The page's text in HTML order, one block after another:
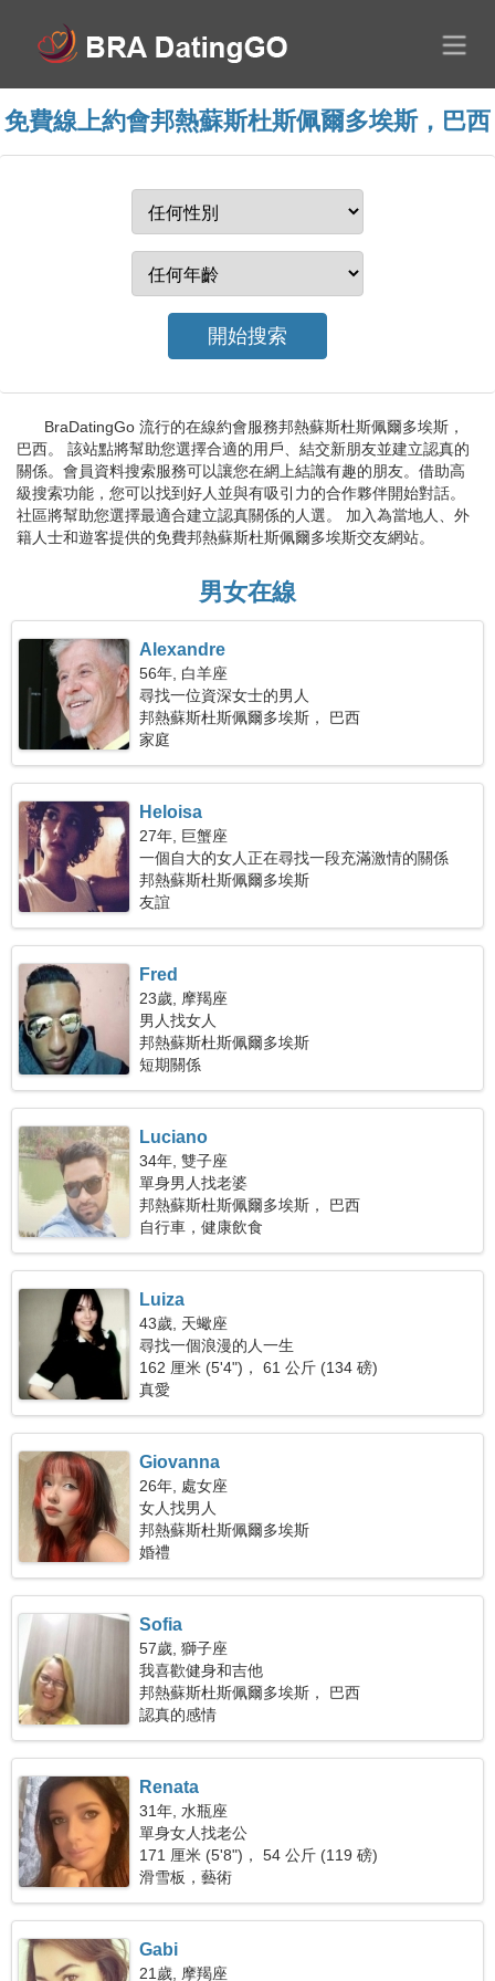
免費線上約會邦熱蘇斯杜斯佩爾多埃斯，巴西
BraDatingGo 流行的在線約會服務邦熱蘇斯杜斯佩爾多埃斯，
巴西。 該站點將幫助您選擇合適的用戶、結交新朋友並建立認真的
關係。會員資料搜索服務可以讓您在網上結識有趣的朋友。借助高
級搜索功能，您可以找到好人並與有吸引力的合作夥伴開始對話。
社區將幫助您選擇最適合建立認真關係的人選。 加入為當地人、外
籍人士和遊客提供的免費邦熱蘇斯杜斯佩爾多埃斯交友網站。
男女在線
Alexandre
56年, 白羊座
尋找一位資深女士的男人
邦熱蘇斯杜斯佩爾多埃斯， 巴西
家庭
Heloisa
27年, 巨蟹座
一個自大的女人正在尋找一段充滿激情的關係
邦熱蘇斯杜斯佩爾多埃斯
友誼
Fred
23歲, 摩羯座
男人找女人
邦熱蘇斯杜斯佩爾多埃斯
短期關係
Luciano
34年, 雙子座
單身男人找老婆
邦熱蘇斯杜斯佩爾多埃斯， 巴西
自行車，健康飲食
Luiza
43歲, 天蠍座
尋找一個浪漫的人一生
162 厘米 (5'4")， 61 公斤 (134 磅)
真愛
Giovanna
26年, 處女座
女人找男人
邦熱蘇斯杜斯佩爾多埃斯
婚禮
Sofia
57歲, 獅子座
我喜歡健身和吉他
邦熱蘇斯杜斯佩爾多埃斯， 巴西
認真的感情
Renata
31年, 水瓶座
單身女人找老公
171 厘米 (5'8")， 54 公斤 (119 磅)
滑雪板，藝術
Gabi
21歲, 摩羯座